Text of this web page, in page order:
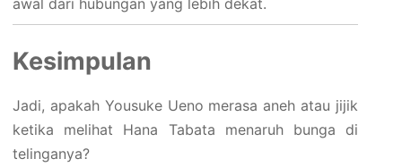
awal dari hubungan yang lebih dekat.
Kesimpulan
Jadi, apakah Yousuke Ueno merasa aneh atau jijik
ketika melihat Hana Tabata menaruh bunga di
telinganya?